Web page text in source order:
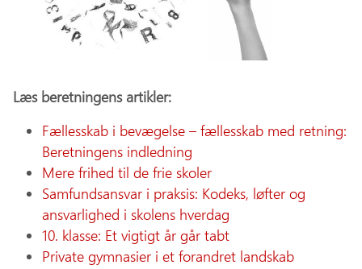
Læs beretningens artikler:
Fællesskab i bevægelse – fællesskab med retning:
Beretningens indledning
Mere frihed til de frie skoler
Samfundsansvar i praksis: Kodeks, løfter og
ansvarlighed i skolens hverdag
10. klasse: Et vigtigt år går tabt
Private gymnasier i et forandret landskab